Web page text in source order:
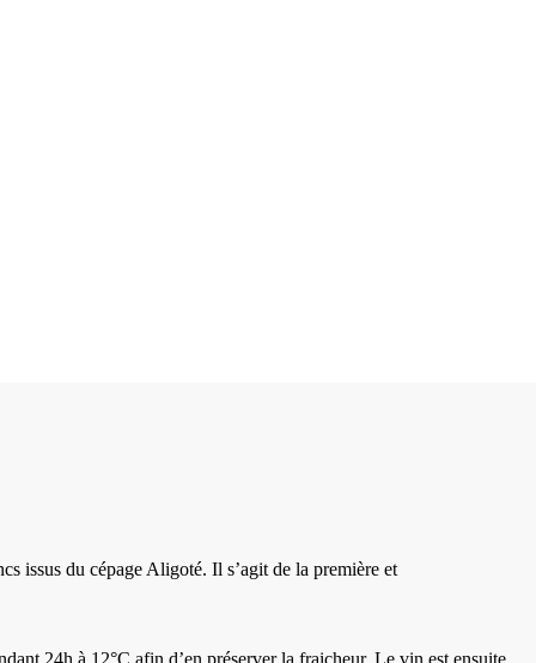
issus du cépage Aligoté. Il s’agit de la première et
24h à 12°C afin d’en préserver la fraicheur. Le vin est ensuite